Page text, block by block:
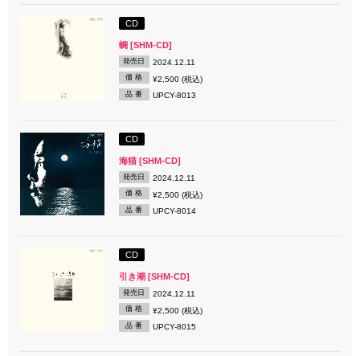
CD
蜩 [SHM-CD]
発売日 2024.12.11
価 格 ¥2,500 (税込)
品 番 UPCY-8013
CD
海猫 [SHM-CD]
発売日 2024.12.11
価 格 ¥2,500 (税込)
品 番 UPCY-8014
CD
引き潮 [SHM-CD]
発売日 2024.12.11
価 格 ¥2,500 (税込)
品 番 UPCY-8015